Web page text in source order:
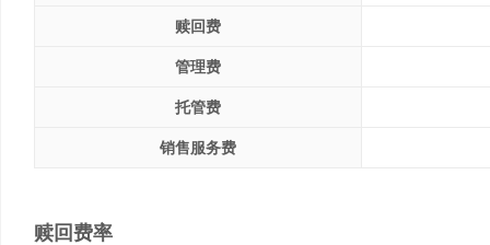
赎回费
管理费
托管费
销售服务费
赎回费率